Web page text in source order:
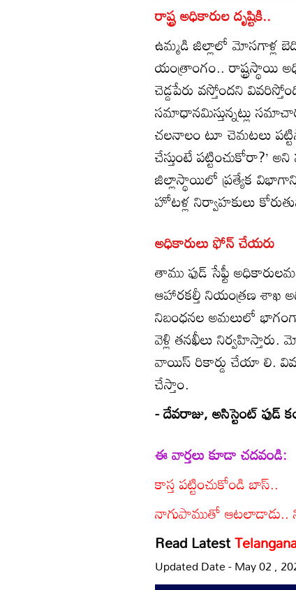
రాష్ట్ర అధికారుల దృష్టికి..
ఉమ్మడి జిల్లాలో మోసగాళ్ల
యంత్రాంగం.. రాష్ట్రస్థాయి
చెడ్డపేరు వస్తోందని
సమాధానమిస్తున్నట్లు
చలనాలం టూ చెమటలు
చేస్తుంటే
జిల్లాస్థాయిలో ప్రత్యేక
హోటళ్ల నిర్వాహకులు
అధికారులు ఫోన్‌ చేయరు
తాము ఫుడ్‌ సేఫ్టీ
ఆహారకల్తీ నియంత్రణ శాఖ
నిబంధనల అమలులో
వెళ్లి తనఖీలు
వాయిస్‌ రికార్డు చేయా లి.
చేస్తాం.
- దేవరాజు, అసిస్టెంట్‌ ఫుడ్‌
ఈ వార్తలు కూడా చదవండి:
కాస్త పట్టించుకోండి బాస్‌..
నాగుపాముతో
Read Latest
Updated Date - May 02 ,